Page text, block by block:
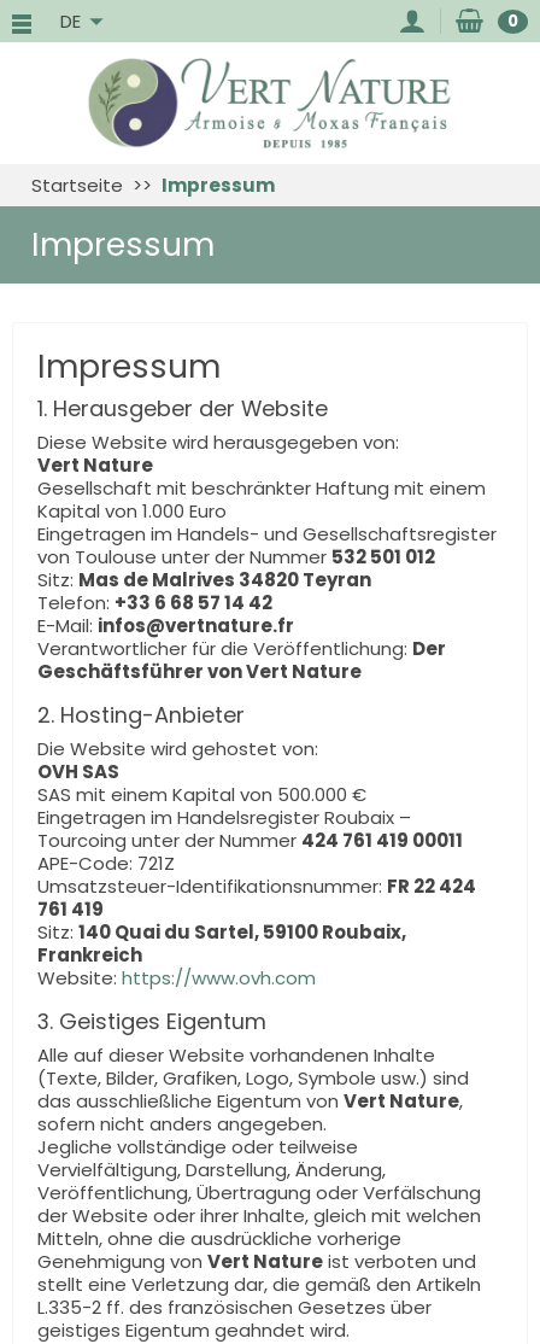
DE 0
Startseite Impressum
Impressum
Impressum
1. Herausgeber der Website
Diese Website wird herausgegeben von:
Vert Nature
Gesellschaft mit beschränkter Haftung mit einem
Kapital von 1.000 Euro
Eingetragen im Handels- und Gesellschaftsregister
von Toulouse unter der Nummer 532 501 012
Sitz: Mas de Malrives 34820 Teyran
Telefon: +33 6 68 57 14 42
E-Mail: infos@vertnature.fr
Verantwortlicher für die Veröffentlichung: Der
Geschäftsführer von Vert Nature
2. Hosting-Anbieter
Die Website wird gehostet von:
OVH SAS
SAS mit einem Kapital von 500.000 €
Eingetragen im Handelsregister Roubaix –
Tourcoing unter der Nummer 424 761 419 00011
APE-Code: 721Z
Umsatzsteuer-Identifikationsnummer: FR 22 424
761 419
Sitz: 140 Quai du Sartel, 59100 Roubaix,
Frankreich
Website: https://www.ovh.com
3. Geistiges Eigentum
Alle auf dieser Website vorhandenen Inhalte
(Texte, Bilder, Grafiken, Logo, Symbole usw.) sind
das ausschließliche Eigentum von Vert Nature,
sofern nicht anders angegeben.
Jegliche vollständige oder teilweise
Vervielfältigung, Darstellung, Änderung,
Veröffentlichung, Übertragung oder Verfälschung
der Website oder ihrer Inhalte, gleich mit welchen
Mitteln, ohne die ausdrückliche vorherige
Genehmigung von Vert Natureist verboten und
stellt eine Verletzung dar, die gemäß den Artikeln
L.335-2 ff. des französischen Gesetzes über
geistiges Eigentum geahndet wird.